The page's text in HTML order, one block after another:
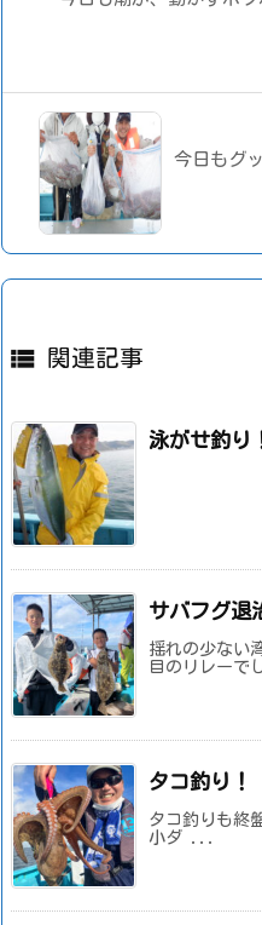
今日もグ
 関連記事
泳がせ釣り
サバフグ退
揺れの少ない
目のリレーで
タコ釣り！
タコ釣りも終
小ダ ...